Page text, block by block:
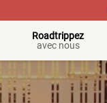
Roadtrippez
avec nous